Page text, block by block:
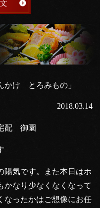
かけ とろみもの」
2018.03.14
配 御園
陽気です。また本日はホ
かなり少なくなくなって
なったかはご想像にお任